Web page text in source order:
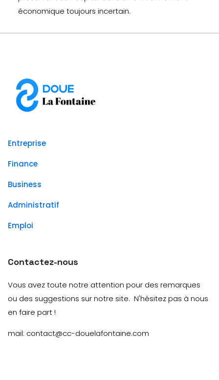
économique toujours incertain.
Entreprise
Finance
Business
Administratif
Emploi
Contactez-nous
Vous avez toute notre attention pour des remarques
ou des suggestions sur notre site. N'hésitez pas à nous
en faire part !
mail: contact@cc-douelafontaine.com